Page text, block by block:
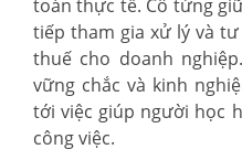
toán thực tế. Cô từng
tiếp tham gia xử lý và
thuế cho doanh
vững chắc và kinh
tới việc giúp người học
công việc.